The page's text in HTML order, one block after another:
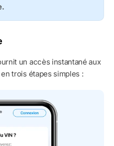
un accès instantané aux
trois étapes simples :